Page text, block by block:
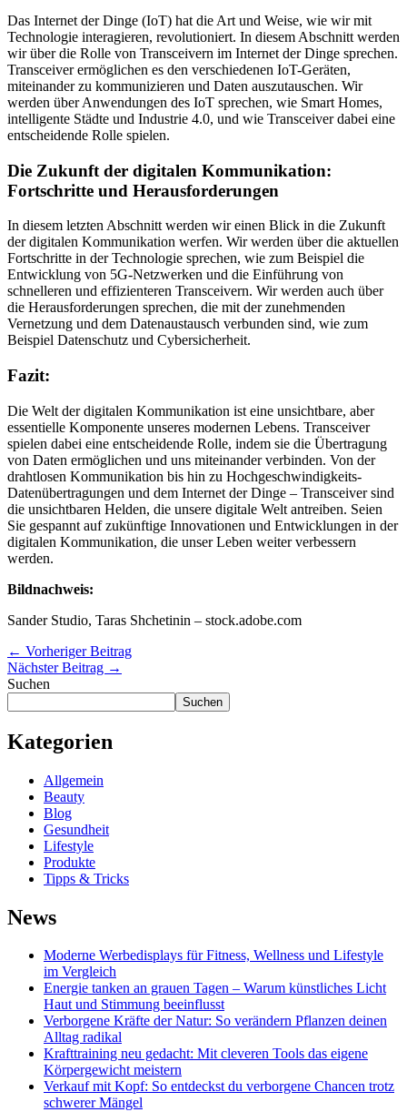
Das Internet der Dinge (IoT) hat die Art und Weise, wie wir mit
Technologie interagieren, revolutioniert. In diesem Abschnitt werden
wir über die Rolle von Transceivern im Internet der Dinge sprechen.
Transceiver ermöglichen es den verschiedenen IoT-Geräten,
miteinander zu kommunizieren und Daten auszutauschen. Wir
werden über Anwendungen des IoT sprechen, wie Smart Homes,
intelligente Städte und Industrie 4.0, und wie Transceiver dabei eine
entscheidende Rolle spielen.
Die Zukunft der digitalen Kommunikation:
Fortschritte und Herausforderungen
In diesem letzten Abschnitt werden wir einen Blick in die Zukunft
der digitalen Kommunikation werfen. Wir werden über die aktuellen
Fortschritte in der Technologie sprechen, wie zum Beispiel die
Entwicklung von 5G-Netzwerken und die Einführung von
schnelleren und effizienteren Transceivern. Wir werden auch über
die Herausforderungen sprechen, die mit der zunehmenden
Vernetzung und dem Datenaustausch verbunden sind, wie zum
Beispiel Datenschutz und Cybersicherheit.
Fazit:
Die Welt der digitalen Kommunikation ist eine unsichtbare, aber
essentielle Komponente unseres modernen Lebens. Transceiver
spielen dabei eine entscheidende Rolle, indem sie die Übertragung
von Daten ermöglichen und uns miteinander verbinden. Von der
drahtlosen Kommunikation bis hin zu Hochgeschwindigkeits-
Datenübertragungen und dem Internet der Dinge – Transceiver sind
die unsichtbaren Helden, die unsere digitale Welt antreiben. Seien
Sie gespannt auf zukünftige Innovationen und Entwicklungen in der
digitalen Kommunikation, die unser Leben weiter verbessern
werden.
Bildnachweis:
Sander Studio, Taras Shchetinin – stock.adobe.com
← Vorheriger Beitrag
Nächster Beitrag →
Suchen
Suchen
Kategorien
Allgemein
Beauty
Blog
Gesundheit
Lifestyle
Produkte
Tipps & Tricks
News
Moderne Werbedisplays für Fitness, Wellness und Lifestyle
im Vergleich
Energie tanken an grauen Tagen – Warum künstliches Licht
Haut und Stimmung beeinflusst
Verborgene Kräfte der Natur: So verändern Pflanzen deinen
Alltag radikal
Krafttraining neu gedacht: Mit cleveren Tools das eigene
Körpergewicht meistern
Verkauf mit Kopf: So entdeckst du verborgene Chancen trotz
schwerer Mängel